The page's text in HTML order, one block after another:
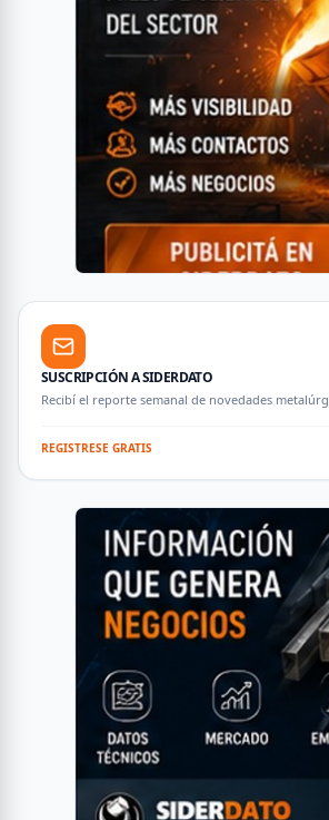
SUSCRIPCIÓN A SIDERDATO
Recibí el reporte semanal de novedades
REGISTRESE GRATIS